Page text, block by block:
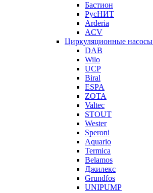
Бастион
РусНИТ
Arderia
ACV
Циркуляционные насосы
DAB
Wilo
UCP
Biral
ESPA
ZOTA
Valtec
STOUT
Wester
Speroni
Aquario
Termica
Belamos
Джилекс
Grundfos
UNIPUMP